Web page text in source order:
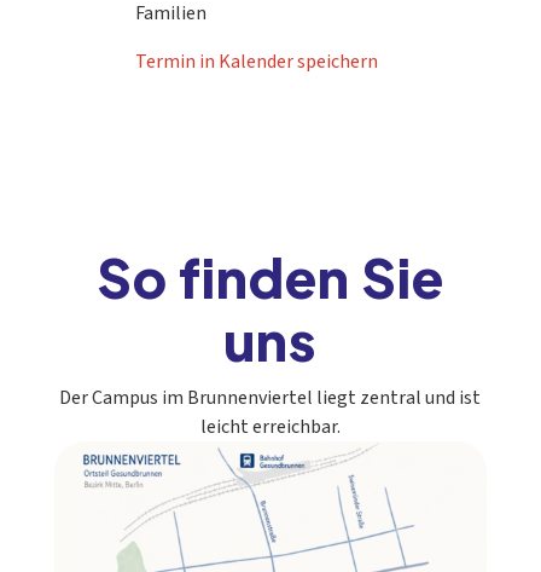
Familien
Termin in Kalender speichern
So finden Sie
uns
Der Campus im Brunnenviertel liegt zentral und ist
leicht erreichbar.